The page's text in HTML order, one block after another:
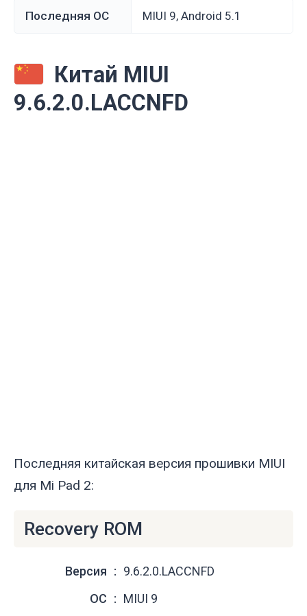
Последняя ОС MIUI 9, Android 5.1
Китай MIUI
9.6.2.0.LACCNFD
Последняя китайская версия прошивки MIUI
для Mi Pad 2:
Recovery ROM
Версия
9.6.2.0.LACCNFD
ОС
MIUI 9